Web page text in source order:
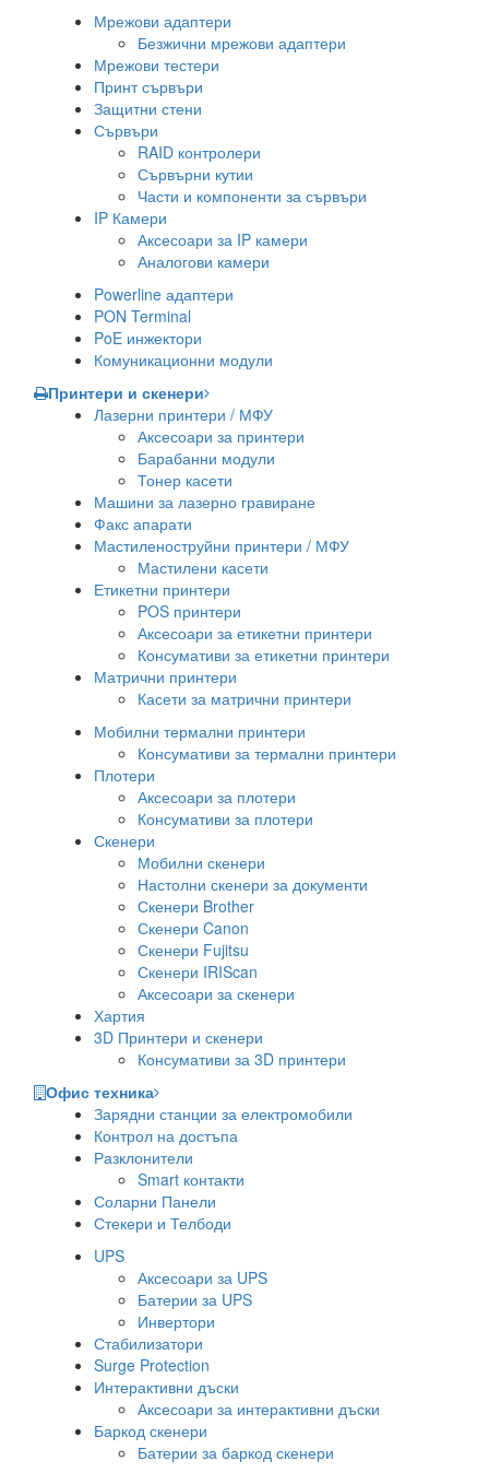
Мрежови адаптери
Безжични мрежови адаптери
Мрежови тестери
Принт сървъри
Защитни стени
Сървъри
RAID контролери
Сървърни кутии
Части и компоненти за сървъри
IP Камери
Аксесоари за IP камери
Аналогови камери
Powerline адаптери
PON Terminal
PoE инжектори
Комуникационни модули
Принтери и скенери
Лазерни принтери / МФУ
Аксесоари за принтери
Барабанни модули
Тонер касети
Машини за лазерно гравиране
Факс апарати
Мастиленоструйни принтери / МФУ
Мастилени касети
Етикетни принтери
POS принтери
Аксесоари за етикетни принтери
Консумативи за етикетни принтери
Матрични принтери
Касети за матрични принтери
Мобилни термални принтери
Консумативи за термални принтери
Плотери
Аксесоари за плотери
Консумативи за плотери
Скенери
Мобилни скенери
Настолни скенери за документи
Скенери Brother
Скенери Canon
Скенери Fujitsu
Скенери IRIScan
Аксесоари за скенери
Хартия
3D Принтери и скенери
Консумативи за 3D принтери
Офис техника
Зарядни станции за електромобили
Контрол на достъпа
Разклонители
Smart контакти
Соларни Панели
Стекери и Телбоди
UPS
Аксесоари за UPS
Батерии за UPS
Инвертори
Стабилизатори
Surge Protection
Интерактивни дъски
Аксесоари за интерактивни дъски
Баркод скенери
Батерии за баркод скенери